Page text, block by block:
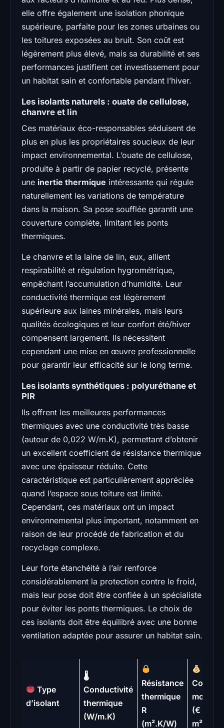
elle offre également une isolation phonique
supérieure, parfaite pour les zones urbaines ou
les toitures exposées au bruit. Son coût est
légèrement plus élevé, mais sa durabilité et ses
performances justifient cet investissement pour
un habitat sain et confortable pendant l’hiver.
Les isolants naturels : ouate de cellulose,
chanvre et lin
Ces matériaux éco-responsables séduisent de
plus en plus les propriétaires soucieux de leur
impact environnemental. L’ouate de cellulose,
produite à partir de papier recyclé, présente
une inertie thermique intéressante qui régule
naturellement les variations de température
dans la maison. Sa pose soufflée garantit une
couverture complète, limitant les ponts
thermiques.
Le chanvre et la laine de lin, eux, allient
respirabilité et régulation hygrométrique,
empêchant l’accumulation d’humidité. Leur
conductivité thermique est légèrement
supérieure aux laines minérales, mais leurs
qualités écologiques et leur confort été/hiver
compensent largement. Ils nécessitent
cependant une mise en œuvre professionnelle
pour garantir leur efficacité sur le long terme.
Les isolants synthétiques : polyuréthane et
PIR
Ils offrent les meilleures performances
thermiques avec une conductivité très basse
(autour de 0,022 W/m.K), permettant d’obtenir
un excellent coefficient de résistance thermique
avec une épaisseur réduite. Cette
caractéristique est particulièrement appréciée
quand l’espace sous toiture est limité.
Cependant, ces matériaux ont un impact
environnemental plus important, notamment en
raison de leur procédé de fabrication et du
recyclage complexe.
Leur forte étanchéité à l’air renforce
considérablement la protection contre le froid,
mais leur pose doit être confiée à un spécialiste
pour éviter les ponts thermiques. Le choix de
ces isolants doit être équilibré avec une bonne
ventilation adaptée pour assurer un habitat sain.
Type
d’isolant
🌡
Conductivité
thermique
(W/m.K)
Résistance
thermique
R
(m².K/W)
Coût
moyen
(€ /
m²)